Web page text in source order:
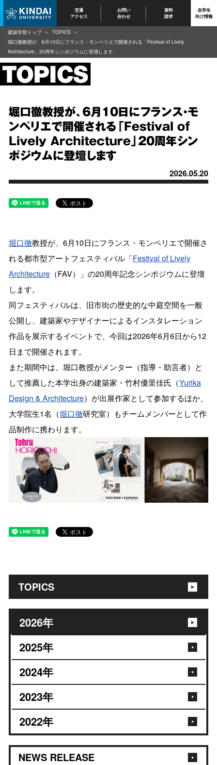
交通
アクセス
お問い
合わせ
資料
請求
在学生
向け情報
TOPICS
2026年
2025年
2024年
2023年
2022年
NEWS RELEASE
堀口徹教授が、6月10日にフランス・モ
ンペリエで開催される「Festival of
Lively Architecture」20周年シン
ポジウムに登壇します
2026.05.20
堀口徹教授が、6月10日にフランス・モンペリエで開催さ
れる都市型アートフェスティバル「Festival of Lively
Architecture （FAV）」の20周年記念シンポジウムに登壇
します。
同フェスティバルは、旧市街の歴史的な中庭空間を一般
公開し、建築家やデザイナーによるインスタレーション
作品を展示するイベントで、今回は2026年6月6日から12
日まで開催されます。
また期間中は、堀口教授がメンター（指導・助言者）と
して推薦した本学出身の建築家・竹村優里佳氏（Yurika
Design & Architecture）が出展作家として参加するほか、
大学院生1名（堀口徹研究室）もチームメンバーとして作
品制作に携わります。
建築学部トップ
TOPICS
堀口徹教授が、6月10日にフランス・モンペリエで開催される「Festival of Lively
Architecture」20周年シンポジウムに登壇します